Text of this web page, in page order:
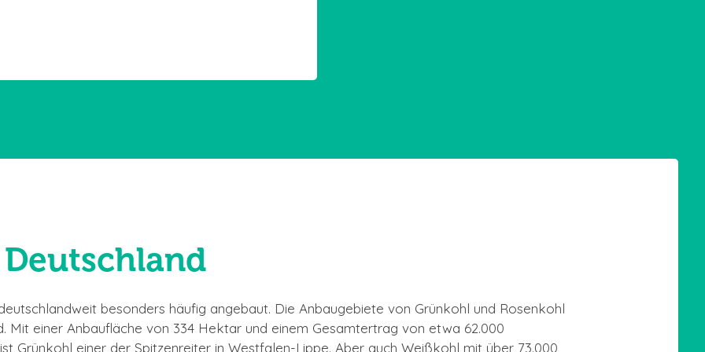
besonders häufig angebaut. Die Anbaugebiete von Grünkohl und Rosenkohl
Mit einer Anbaufläche von 334 Hektar und einem Gesamtertrag von etwa 62.000
Grünkohl einer der Spitzenreiter in Westfalen-Lippe. Aber auch Weißkohl mit über 73.000